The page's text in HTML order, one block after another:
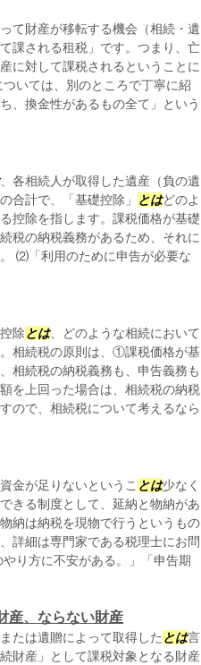
て財産が移転する機会（相続・遺
課される租税」です。つまり、亡
に対して課税されるということに
いては、別のところで丁寧に紹
、換金性があるもの全て」という
、各相続人が取得した遺産（負の遺
合計で、「基礎控除」
とはどのよ
控除を指します。課税価格が基礎
税の納税義務があるため、それに
⑵「利用のために申告が必要な
除とは、どのような相続において
相続税の原則は、①課税価格が基
相続税の納税義務も、申告義務も
を上回った場合は、相続税の納税
ので、相続税について考えるなら
金が足りないというこ とは少なく
きる制度として、延納と物納があ
納は納税を現物で行うというもの
詳細は専門家である税理士にお問
り方に不安がある。」「申告期
産、ならない財産
たは遺贈によって取得した とは言
財産」として課税対象となる財産